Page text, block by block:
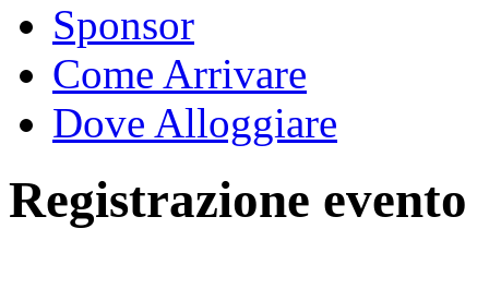
Sponsor
Come Arrivare
Dove Alloggiare
Registrazione evento